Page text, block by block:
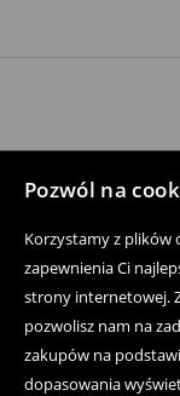
Pozwól na
Korzystamy z plików
zapewnienia Ci
strony internetowej.
pozwolisz nam na
zakupów na
dopasowania
Zakup
Aplikacja
Regulaminy